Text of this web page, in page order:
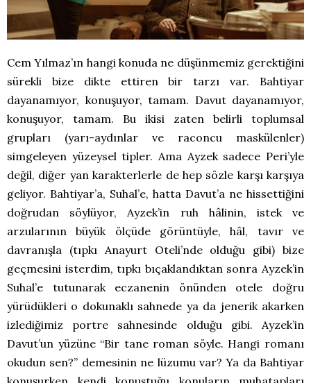
Cem Yılmaz’ın hangi konuda ne düşünmemiz gerektiğini
sürekli bize dikte ettiren bir tarzı var. Bahtiyar
dayanamıyor, konuşuyor, tamam. Davut dayanamıyor,
konuşuyor, tamam. Bu ikisi zaten belirli toplumsal
grupları (yarı-aydınlar ve raconcu maskülenler)
simgeleyen yüzeysel tipler. Ama Ayzek sadece Peri’yle
değil, diğer yan karakterlerle de hep sözle karşı karşıya
geliyor. Bahtiyar’a, Suhal’e, hatta Davut’a ne hissettiğini
doğrudan söylüyor, Ayzek’in ruh hâlinin, istek ve
arzularının büyük ölçüde görüntüyle, hâl, tavır ve
davranışla (tıpkı Anayurt Oteli’nde olduğu gibi) bize
geçmesini isterdim, tıpkı bıçaklandıktan sonra Ayzek’in
Suhal’e tutunarak eczanenin önünden otele doğru
yürüdükleri o dokunaklı sahnede ya da jenerik akarken
izlediğimiz portre sahnesinde olduğu gibi. Ayzek’in
Davut’un yüzüne “Bir tane roman söyle. Hangi romanı
okudun sen?” demesinin ne lüzumu var? Ya da Bahtiyar